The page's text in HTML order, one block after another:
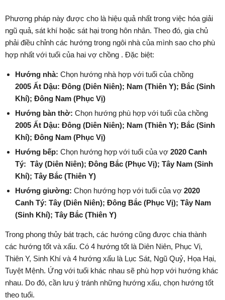
Phương pháp này được cho là hiệu quả nhất trong việc hóa giải
ngũ quả, sát khí hoặc sát hại trong hôn nhân. Theo đó, gia chủ
phải điều chỉnh các hướng trong ngôi nhà của mình sao cho phù
hợp nhất với tuổi của hai vợ chồng . Đặc biệt:
Hướng nhà: Chọn hướng nhà hợp với tuổi của chồng
2005 Ất Dậu: Đông (Diên Niên); Nam (Thiên Y); Bắc (Sinh
Khí); Đông Nam (Phục Vị)
Hướng bàn thờ: Chọn hướng phù hợp với tuổi của chồng
2005 Ất Dậu: Đông (Diên Niên); Nam (Thiên Y); Bắc (Sinh
Khí); Đông Nam (Phục Vị)
Hướng bếp: Chọn hướng hợp với tuổi của vợ 2020 Canh
Tý: Tây (Diên Niên); Đông Bắc (Phục Vị); Tây Nam (Sinh
Khí); Tây Bắc (Thiên Y)
Hướng giường: Chọn hướng hợp với tuổi của vợ 2020
Canh Tý: Tây (Diên Niên); Đông Bắc (Phục Vị); Tây Nam
(Sinh Khí); Tây Bắc (Thiên Y)
Trong phong thủy bát trạch, các hướng cũng được chia thành
các hướng tốt và xấu. Có 4 hướng tốt là Diên Niên, Phục Vị,
Thiên Y, Sinh Khí và 4 hướng xấu là Lục Sát, Ngũ Quỷ, Họa Hại,
Tuyệt Mệnh. Ứng với tuổi khác nhau sẽ phù hợp với hướng khác
nhau. Do đó, cần lưu ý tránh những hướng xấu, chọn hướng tốt
theo tuổi.